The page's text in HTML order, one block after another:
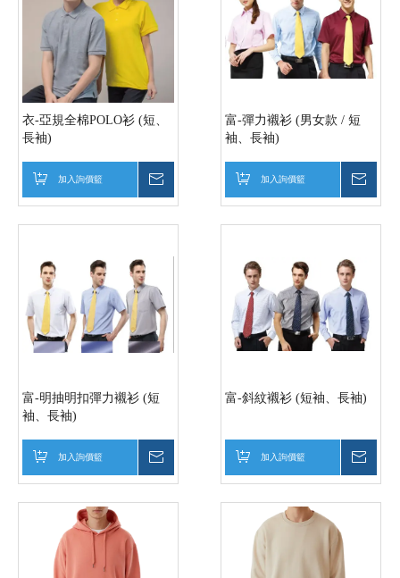
衣-亞規全棉POLO衫 (短、
長袖)
加入詢價籃
富-彈力襯衫 (男女款 / 短
袖、長袖)
加入詢價籃
富-明抽明扣彈力襯衫 (短
袖、長袖)
加入詢價籃
富-斜紋襯衫 (短袖、長袖)
加入詢價籃